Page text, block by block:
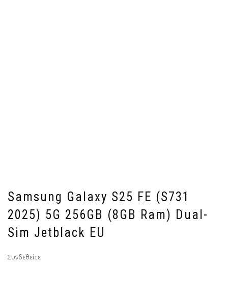
Samsung Galaxy S25 FE (S731
2025) 5G 256GB (8GB Ram) Dual-
Sim Jetblack EU
Συνδεθείτε